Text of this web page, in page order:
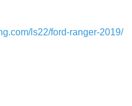
ls22/ford-ranger-2019/